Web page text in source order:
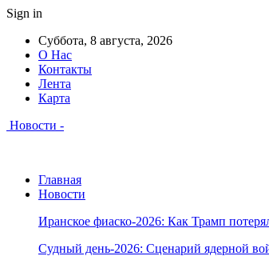
Sign in
Суббота, 8 августа, 2026
О Нас
Контакты
Лента
Карта
Новости -
Главная
Новости
Иранское фиаско-2026: Как Трамп
Судный день-2026: Сценарий ядерной